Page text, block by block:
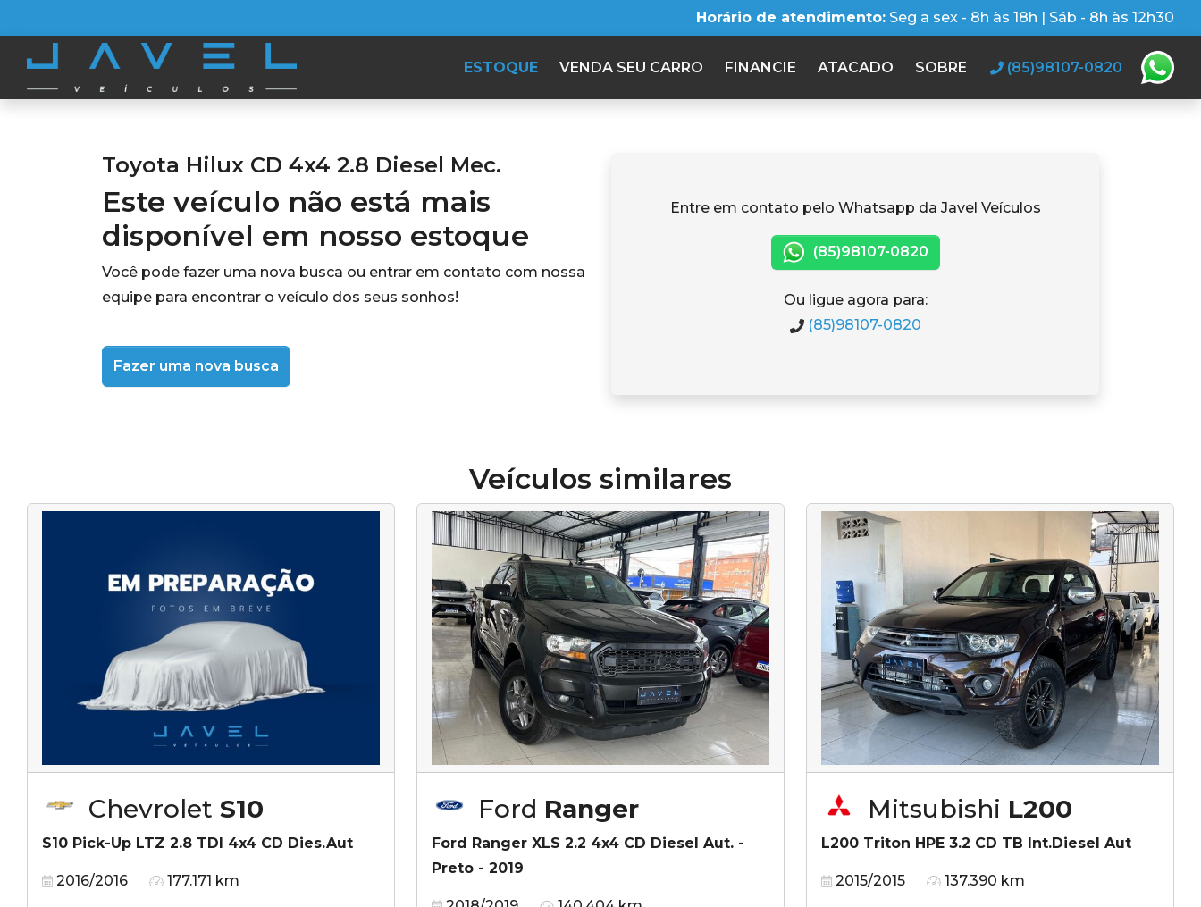
Horário de atendimento: Seg a sex - 8h às 18h | Sáb - 8h às 12h30
ESTOQUE VENDA SEU CARRO FINANCIE ATACADO SOBRE (85)98107-0820
Toyota Hilux CD 4x4 2.8 Diesel Mec.
Este veículo não está mais
disponível em nosso estoque
Você pode fazer uma nova busca ou entrar em contato com nossa
equipe para encontrar o veículo dos seus sonhos!
Fazer uma nova busca
Entre em contato pelo Whatsapp da Javel Veículos
(85)98107-0820
Ou ligue agora para:
(85)98107-0820
Veículos similares
Chevrolet S10
S10 Pick-Up LTZ 2.8 TDI 4x4 CD Dies.Aut
2016/2016 177.171 km
Ford Ranger
Ford Ranger XLS 2.2 4x4 CD Diesel Aut. -
Preto - 2019
Mitsubishi L200
L200 Triton HPE 3.2 CD TB Int.Diesel Aut
2015/2015 137.390 km